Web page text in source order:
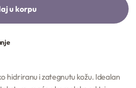
u korpu
hidriranu i zategnutu kožu. Idealan